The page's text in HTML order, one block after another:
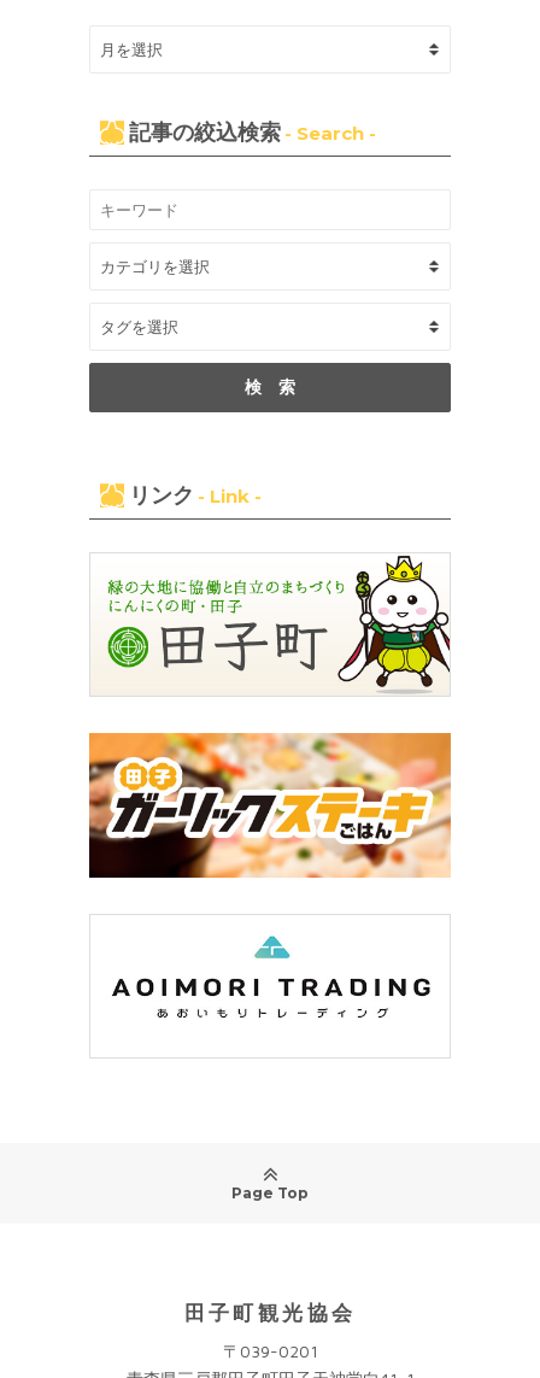
記事の絞込検索 - Search -
リンク - Link -
Page Top
田子町観光協会
〒039-0201